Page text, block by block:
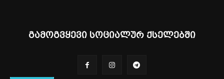
გამოგვყევი სოციალურ ქსელებში